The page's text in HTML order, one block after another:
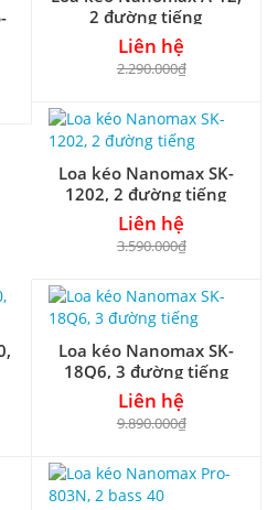
2 đường tiếng
Liên hệ
2.290.000₫
Loa kéo Nanomax SK-
1202, 2 đường tiếng
Liên hệ
3.590.000₫
Loa kéo Nanomax SK-
18Q6, 3 đường tiếng
Liên hệ
9.890.000₫